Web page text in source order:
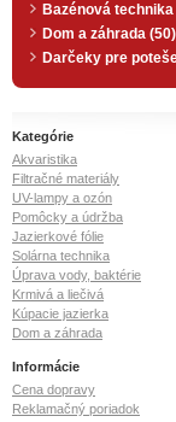
Bazénová technika
Dom a záhrada (50)
Darčeky pre
Kategórie
Akvaristika
Filtračné materiály
UV-lampy a ozón
Pomôcky a údržba
Jazierkové fólie
Solárna technika
Úprava vody, baktérie
Krmivá a liečivá
Kúpacie jazierka
Dom a záhrada
Informácie
Cena dopravy
Reklamačný poriadok